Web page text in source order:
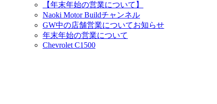
【年末年始の営業について】
Naoki Motor Buildチャンネル
GW中の店舗営業についてお知らせ
年末年始の営業について
Chevrolet C1500